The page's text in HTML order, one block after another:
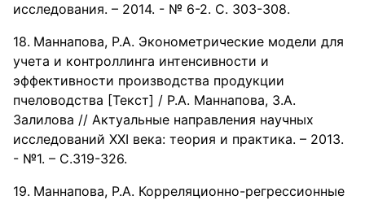
исследования. – 2014. - № 6-2. С. 303-308.
Маннапова, Р.А. Эконометрические модели для
учета и контроллинга интенсивности и
эффективности производства продукции
пчеловодства [Текст] / Р.А. Маннапова, З.А.
Залилова // Актуальные направления научных
исследований ХХI века: теория и практика. – 2013.
- №1. – С.319-326.
Маннапова, Р.А. Корреляционно-регрессионные